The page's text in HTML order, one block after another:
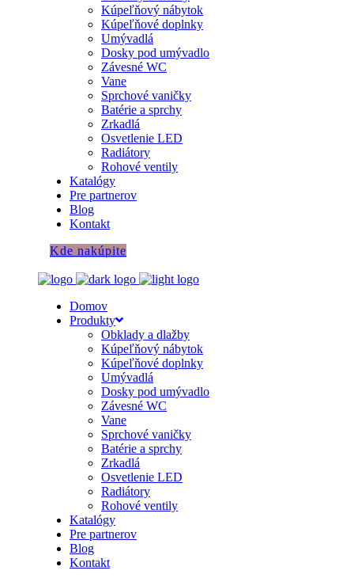
Kúpeľňový nábytok
Kúpeľňové doplnky
Umývadlá
Dosky pod umývadlo
Závesné WC
Vane
Sprchové vaničky
Batérie a sprchy
Zrkadlá
Osvetlenie LED
Radiátory
Rohové ventily
Katalógy
Pre partnerov
Blog
Kontakt
Kde nakúpite
Domov
Produkty
Obklady a dlažby
Kúpeľňový nábytok
Kúpeľňové doplnky
Umývadlá
Dosky pod umývadlo
Závesné WC
Vane
Sprchové vaničky
Batérie a sprchy
Zrkadlá
Osvetlenie LED
Radiátory
Rohové ventily
Katalógy
Pre partnerov
Blog
Kontakt